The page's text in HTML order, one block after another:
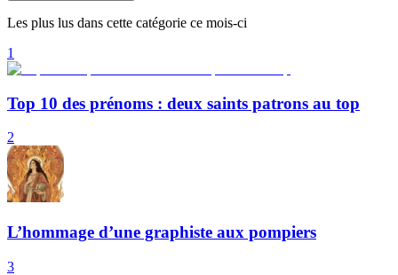
Les plus lus dans cette catégorie ce mois-ci
1
Top 10 des prénoms : deux saints patrons au top
2
L’hommage d’une graphiste aux pompiers
3